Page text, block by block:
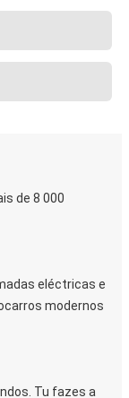
de 8 000
eléctricas e
modernos
Tu fazes a